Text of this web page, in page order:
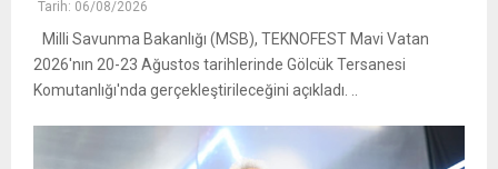
Tarih: 06/08/2026
Milli Savunma Bakanlığı (MSB), TEKNOFEST Mavi Vatan
2026'nın 20-23 Ağustos tarihlerinde Gölcük Tersanesi
Komutanlığı'nda gerçekleştirileceğini açıkladı. ..